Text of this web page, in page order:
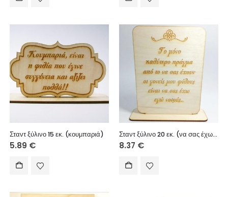
Σταντ ξύλινο 15 εκ. (κουμπαριά)
5.89 €
Σταντ ξύλινο 20 εκ. (να σας έχω εγώ νονούς)
8.37 €